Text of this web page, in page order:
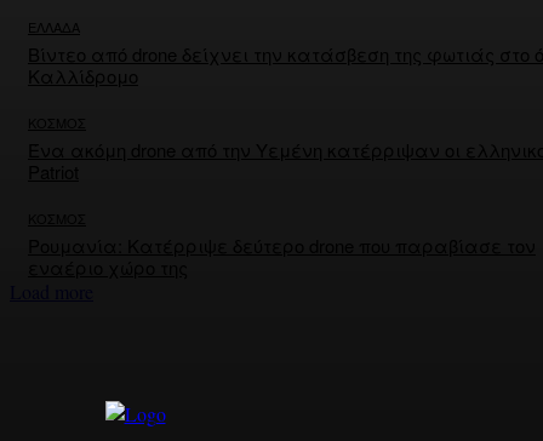
ΕΛΛΑΔΑ
Βίντεο από drone δείχνει την κατάσβεση της φωτιάς στο
Καλλίδρομο